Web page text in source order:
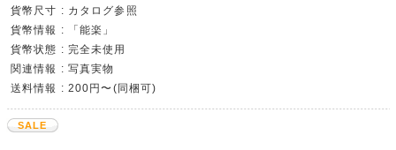
貨幣尺寸 : カタログ参照
貨幣情報 : 「能楽」
貨幣状態 : 完全未使用
関連情報 : 写真実物
送料情報 : 200円〜(同梱可)
SALE